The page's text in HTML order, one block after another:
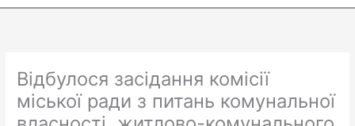
Відбулося засідання комісії
міської ради з питань комунальної